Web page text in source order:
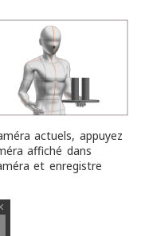
actuels, appuyez
affiché dans
et enregistre